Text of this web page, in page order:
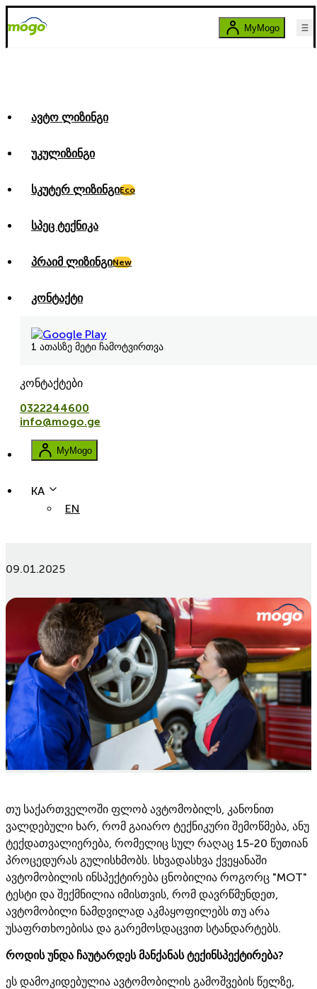
MyMogo
ავტო ლიზინგი
უკულიზინგი
სკუტერ ლიზინგიEco
სპეც ტექნიკა
პრაიმ ლიზინგიNew
კონტაქტი
1 ათასზე მეტი ჩამოტვირთვა
კონტაქტები
0322244600
info@mogo.ge
MyMogo
KA
EN
avtolizingi lizingi
09.01.2025
თუ საქართველოში ფლობ ავტომობილს, კანონით
ვალდებული ხარ, რომ გაიარო ტექნიკური შემოწმება, ანუ
ტექდათვალიერება, რომელიც სულ რაღაც 15-20 წუთიან
პროცედურას გულისხმობს. სხვადასხვა ქვეყანაში
ავტომობილის ინსპექტირება ცნობილია როგორც "MOT"
ტესტი და შექმნილია იმისთვის, რომ დავრწმუნდეთ,
ავტომობილი ნამდვილად აკმაყოფილებს თუ არა
უსაფრთხოებისა და გარემოსდაცვით სტანდარტებს.
როდის უნდა ჩაუტარდეს მანქანას ტექინსპექტირება?
ეს დამოკიდებულია ავტომობილის გამოშვების წელზე,